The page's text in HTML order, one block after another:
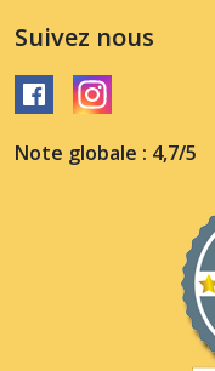
Suivez nous
Note globale : 4,7/5